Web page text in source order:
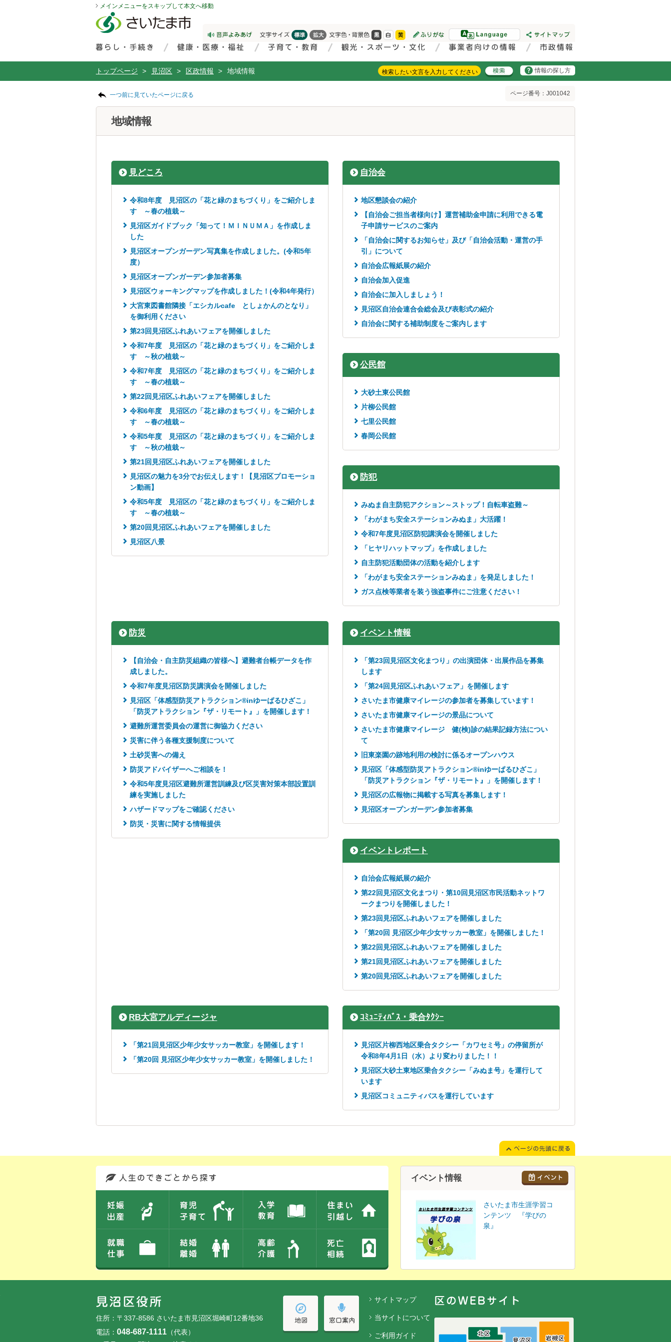
メインメニューをスキップして本文へ移動
トップページ > 見沼区 > 区政情報 > 地域情報 情報の探し方
一つ前に見ていたページに戻る ページ番号：J001042
地域情報
見どころ
令和8年度 見沼区の「花と緑のまちづくり」をご紹介しま
す ～春の植栽～
見沼区ガイドブック「知って！ＭＩＮＵＭＡ」を作成しま
した
見沼区オープンガーデン写真集を作成しました。(令和5年
度）
見沼区オープンガーデン参加者募集
見沼区ウォーキングマップを作成しました！(令和4年発行）
大宮東図書館隣接「エシカルcafe としょかんのとなり」
を御利用ください
第23回見沼区ふれあいフェアを開催しました
令和7年度 見沼区の「花と緑のまちづくり」をご紹介しま
す ～秋の植栽～
令和7年度 見沼区の「花と緑のまちづくり」をご紹介しま
す ～春の植栽～
第22回見沼区ふれあいフェアを開催しました
令和6年度 見沼区の「花と緑のまちづくり」をご紹介しま
す ～春の植栽～
令和5年度 見沼区の「花と緑のまちづくり」をご紹介しま
す ～秋の植栽～
第21回見沼区ふれあいフェアを開催しました
見沼区の魅力を3分でお伝えします！【見沼区プロモーショ
ン動画】
令和5年度 見沼区の「花と緑のまちづくり」をご紹介しま
す ～春の植栽～
第20回見沼区ふれあいフェアを開催しました
見沼区八景
自治会
地区懇談会の紹介
【自治会ご担当者様向け】運営補助金申請に利用できる電
子申請サービスのご案内
「自治会に関するお知らせ」及び「自治会活動・運営の手
引」について
自治会広報紙展の紹介
自治会加入促進
自治会に加入しましょう！
見沼区自治会連合会総会及び表彰式の紹介
自治会に関する補助制度をご案内します
公民館
大砂土東公民館
片柳公民館
七里公民館
春岡公民館
防犯
みぬま自主防犯アクション～ストップ！自転車盗難～
「わがまち安全ステーションみぬま」大活躍！
令和7年度見沼区防犯講演会を開催しました
「ヒヤリハットマップ」を作成しました
自主防犯活動団体の活動を紹介します
「わがまち安全ステーションみぬま」を発足しました！
ガス点検等業者を装う強盗事件にご注意ください！
防災
【自治会・自主防災組織の皆様へ】避難者台帳データを作
成しました。
令和7年度見沼区防災講演会を開催しました
見沼区「体感型防災アトラクション®inゆーぱるひざこ」
「防災アトラクション『ザ・リモート』」を開催します！
避難所運営委員会の運営に御協力ください
災害に伴う各種支援制度について
土砂災害への備え
防災アドバイザーへご相談を！
令和5年度見沼区避難所運営訓練及び区災害対策本部設置訓
練を実施しました
ハザードマップをご確認ください
防災・災害に関する情報提供
イベント情報
「第23回見沼区文化まつり」の出演団体・出展作品を募集
します
「第24回見沼区ふれあいフェア」を開催します
さいたま市健康マイレージの参加者を募集しています！
さいたま市健康マイレージの景品について
さいたま市健康マイレージ 健(検)診の結果記録方法につい
て
旧東楽園の跡地利用の検討に係るオープンハウス
見沼区「体感型防災アトラクション®inゆーぱるひざこ」
「防災アトラクション『ザ・リモート』」を開催します！
見沼区の広報物に掲載する写真を募集します！
見沼区オープンガーデン参加者募集
イベントレポート
自治会広報紙展の紹介
第22回見沼区文化まつり・第10回見沼区市民活動ネットワ
ークまつりを開催しました！
第23回見沼区ふれあいフェアを開催しました
「第20回 見沼区少年少女サッカー教室」を開催しました！
第22回見沼区ふれあいフェアを開催しました
第21回見沼区ふれあいフェアを開催しました
第20回見沼区ふれあいフェアを開催しました
RB大宮アルディージャ
「第21回見沼区少年少女サッカー教室」を開催します！
「第20回 見沼区少年少女サッカー教室」を開催しました！
ｺﾐｭﾆﾃｨﾊﾞｽ・乗合ﾀｸｼｰ
見沼区片柳西地区乗合タクシー「カワセミ号」の停留所が
令和8年4月1日（水）より変わりました！！
見沼区大砂土東地区乗合タクシー「みぬま号」を運行して
います
見沼区コミュニティバスを運行しています
イベント情報
さいたま市生涯学習コ
ンテンツ 『学びの
泉』
住所：〒337-8586 さいたま市見沼区堀崎町12番地36
電話： 048-687-1111 （代表）
サイトマップ
当サイトについて
ご利用ガイド